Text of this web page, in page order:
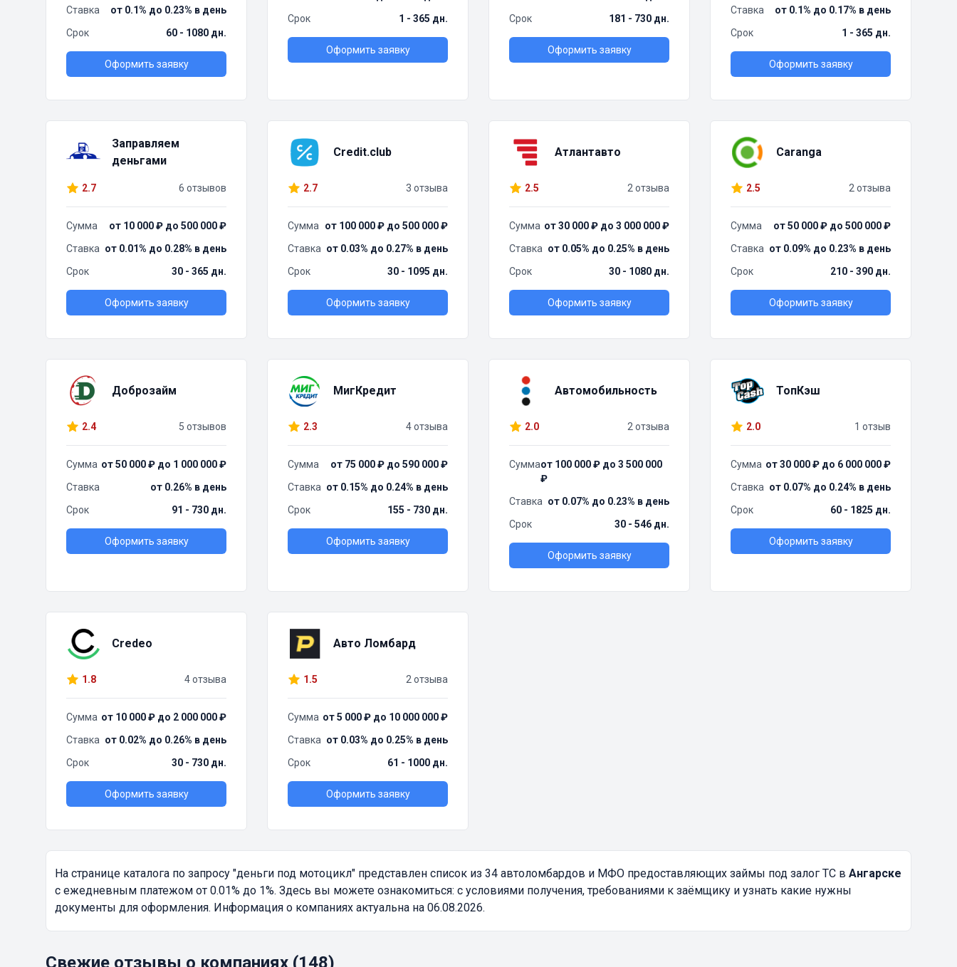
Ставка
от 0.1% до 0.23% в день
Срок
60 - 1080 дн.
Оформить заявку
Срок
1 - 365 дн.
Оформить заявку
Срок
181 - 730 дн.
Оформить заявку
Ставка
от 0.1% до 0.17% в день
Срок
1 - 365 дн.
Оформить заявку
Заправляем
деньгами
2.7 6 отзывов
Сумма
от 10 000 ₽ до 500 000 ₽
Ставка от 0.01% до 0.28% в день
Срок
30 - 365 дн.
Оформить заявку
Credit.club
2.7 3 отзыва
Сумма
от 100 000 ₽ до 500 000 ₽
Ставка от 0.03% до 0.27% в день
Срок
30 - 1095 дн.
Оформить заявку
Атлантавто
2.5 2 отзыва
Сумма от 30 000 ₽ до 3 000 000 ₽
Ставка от 0.05% до 0.25% в день
Срок
30 - 1080 дн.
Оформить заявку
Caranga
2.5 2 отзыва
Сумма
от 50 000 ₽ до 500 000 ₽
Ставка от 0.09% до 0.23% в день
Срок
210 - 390 дн.
Оформить заявку
Доброзайм
2.4 5 отзывов
Сумма от 50 000 ₽ до 1 000 000 ₽
Ставка
от 0.26% в день
Срок
91 - 730 дн.
Оформить заявку
МигКредит
2.3 4 отзыва
Сумма
от 75 000 ₽ до 590 000 ₽
Ставка от 0.15% до 0.24% в день
Срок
155 - 730 дн.
Оформить заявку
Автомобильность
2.0 2 отзыва
Суммаот 100 000 ₽ до 3 500 000
₽
Ставка от 0.07% до 0.23% в день
Срок
30 - 546 дн.
Оформить заявку
ТопКэш
2.0 1 отзыв
Сумма от 30 000 ₽ до 6 000 000 ₽
Ставка от 0.07% до 0.24% в день
Срок
60 - 1825 дн.
Оформить заявку
Credeo
1.8 4 отзыва
Сумма от 10 000 ₽ до 2 000 000 ₽
Ставка от 0.02% до 0.26% в день
Срок
30 - 730 дн.
Оформить заявку
Авто Ломбард
1.5 2 отзыва
Сумма от 5 000 ₽ до 10 000 000 ₽
Ставка от 0.03% до 0.25% в день
Срок
61 - 1000 дн.
Оформить заявку
На странице каталога по запросу "деньги под мотоцикл" представлен список из 34 автоломбардов и МФО предоставляющих займы под залог ТС в Ангарске
с ежедневным платежом от 0.01% до 1%. Здесь вы можете ознакомиться: с условиями получения, требованиями к заёмщику и узнать какие нужны
документы для оформления. Информация о компаниях актуальна на 06.08.2026.
Свежие отзывы о компаниях (148)